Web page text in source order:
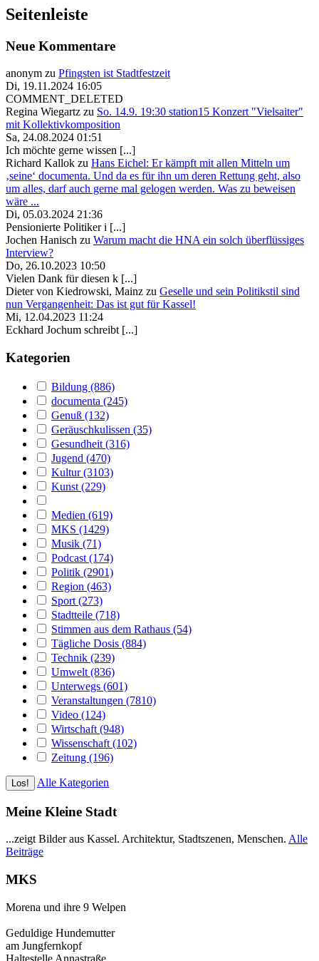
Seitenleiste
Neue Kommentare
anonym zu Pfingsten ist Stadtfestzeit
Di, 19.11.2024 16:05
COMMENT_DELETED
Regina Wiegartz zu So. 14.9. 19:30 station15 Konzert "Vielsaiter"
mit Kollektivkomposition
Sa, 24.08.2024 01:51
Ich möchte gerne wissen [...]
Richard Kallok zu Hans Eichel: Er kämpft mit allen Mitteln um
‚seine‘ documenta. Und da es für ihn um deren Rettung geht, also
um alles, darf auch gerne mal gelogen werden. Was zu beweisen
wäre ...
Di, 05.03.2024 21:36
Pensionierte Politiker i [...]
Jochen Hanisch zu Warum macht die HNA ein solch überflüssiges
Interview?
Do, 26.10.2023 10:50
Vielen Dank für diesen k [...]
Dieter von Kiedrowski, Mainz zu Geselle und sein Politikstil sind
nun Vergangenheit: Das ist gut für Kassel!
Mi, 12.04.2023 11:24
Eckhard Jochum schreibt [...]
Kategorien
Bildung (886)
documenta (245)
Genuß (132)
Geräuschkulissen (35)
Gesundheit (316)
Jugend (470)
Kultur (3103)
Kunst (229)
Medien (619)
MKS (1429)
Musik (71)
Podcast (174)
Politik (2901)
Region (463)
Sport (273)
Stadtteile (718)
Stimmen aus dem Rathaus (54)
Tägliche Dosis (884)
Technik (239)
Umwelt (836)
Unterwegs (601)
Veranstaltungen (7810)
Video (124)
Wirtschaft (948)
Wissenschaft (102)
Zeitung (196)
Alle Kategorien
Meine Kleine Stadt
...zeigt Bilder aus Kassel. Architektur, Stadtszenen, Menschen. Alle
Beiträge
MKS
Morena und ihre 9 Welpen
Geduldige Hundemutter
am Jungfernkopf
Haltestelle Annastraße